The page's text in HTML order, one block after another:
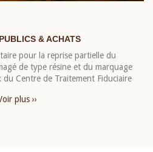
& ACHATS
pour la reprise partielle du
de type résine et du marquage
du Centre de Traitement Fiduciaire
plus ››